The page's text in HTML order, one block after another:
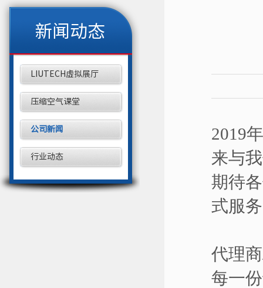
新闻动态
LIUTECH虚拟展厅
压缩空气课堂
公司新闻
行业动态
2019
来与
期待
式服
代理
每一